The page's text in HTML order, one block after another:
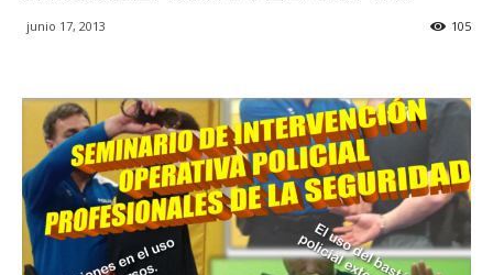
junio 17, 2013 105